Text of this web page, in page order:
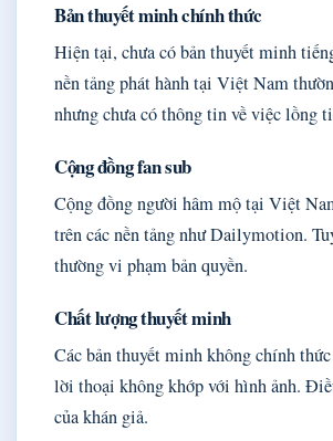
Bản thuyết minh chính thức
Hiện tại, chưa có bản thuyết minh
nền tảng phát hành tại Việt Nam
nhưng chưa có thông tin về việc lồng
Cộng đồng fan sub
Cộng đồng người hâm mộ tại Việt
trên các nền tảng như Dailymotion.
thường vi phạm bản quyền.
Chất lượng thuyết minh
Các bản thuyết minh không chính
lời thoại không khớp với hình ảnh.
của khán giả.